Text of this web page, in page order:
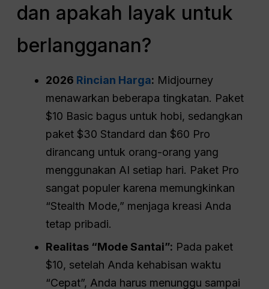
dan apakah layak untuk
berlangganan?
2026 Rincian Harga: Midjourney
menawarkan beberapa tingkatan. Paket
$10 Basic bagus untuk hobi, sedangkan
paket $30 Standard dan $60 Pro
dirancang untuk orang-orang yang
menggunakan AI setiap hari. Paket Pro
sangat populer karena memungkinkan
“Stealth Mode,” menjaga kreasi Anda
tetap pribadi.
Realitas “Mode Santai”: Pada paket
$10, setelah Anda kehabisan waktu
“Cepat”, Anda harus menunggu sampai